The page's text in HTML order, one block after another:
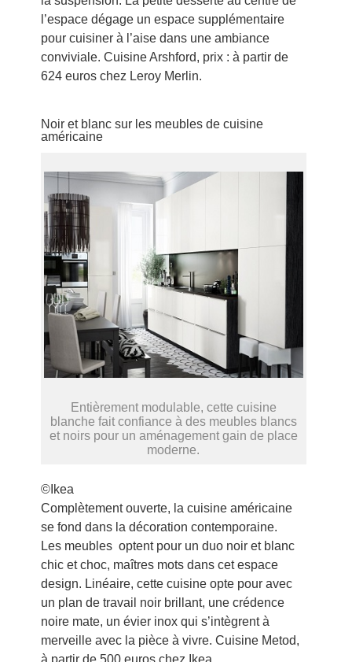
l’espace dégage un espace supplémentaire
pour cuisiner à l’aise dans une ambiance
conviviale. Cuisine Arshford, prix : à partir de
624 euros chez Leroy Merlin.
Noir et blanc sur les meubles de cuisine
américaine
Entièrement modulable, cette cuisine
blanche fait confiance à des meubles blancs
et noirs pour un aménagement gain de place
moderne.
©Ikea
Complètement ouverte, la cuisine américaine
se fond dans la décoration contemporaine.
Les meubles optent pour un duo noir et blanc
chic et choc, maîtres mots dans cet espace
design. Linéaire, cette cuisine opte pour avec
un plan de travail noir brillant, une crédence
noire mate, un évier inox qui s’intègrent à
merveille avec la pièce à vivre. Cuisine Metod,
à partir de 500 euros chez Ikea.